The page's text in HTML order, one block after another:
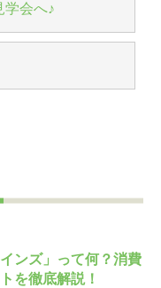
学会へ♪
ンズ」って何？消費
を徹底解説！